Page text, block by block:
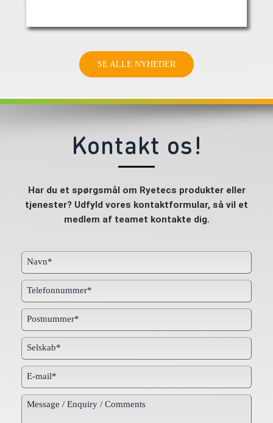
SE ALLE NYHEDER
Kontakt os!
Har du et spørgsmål om Ryetecs produkter eller
tjenester? Udfyld vores kontaktformular, så vil et
medlem af teamet kontakte dig.